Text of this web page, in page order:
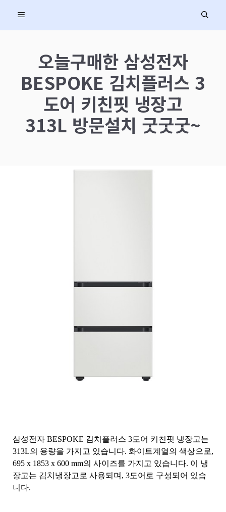
MENU
오늘구매한 삼성전자
BESPOKE 김치플러스 3
도어 키친핏 냉장고
313L 방문설치 굿굿굿~
삼성전자 BESPOKE 김치플러스 3도어 키친핏 냉장고는
313L의 용량을 가지고 있습니다. 화이트계열의 색상으로,
695 x 1853 x 600 mm의 사이즈를 가지고 있습니다. 이 냉
장고는 김치냉장고로 사용되며, 3도어로 구성되어 있습
니다.